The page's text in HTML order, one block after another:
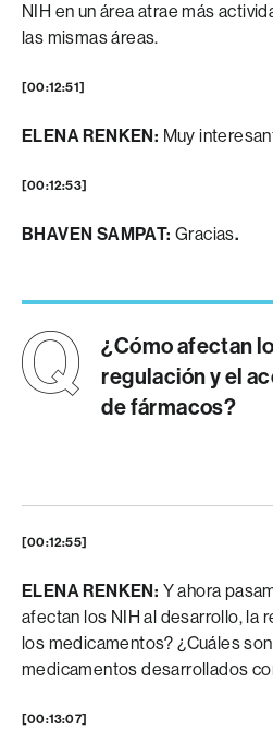
NIH en un área atrae más
las mismas áreas.
[00:12:51]
ELENA RENKEN: Muy
[00:12:53]
BHAVEN SAMPAT: Gracias.
¿Cómo afectan
regulación y el
de fármacos?
[00:12:55]
ELENA RENKEN: Y ahora
afectan los NIH al desarrollo, la
los medicamentos? ¿Cuáles
medicamentos desarrollados
[00:13:07]